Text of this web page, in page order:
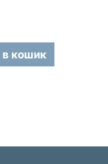
кошик